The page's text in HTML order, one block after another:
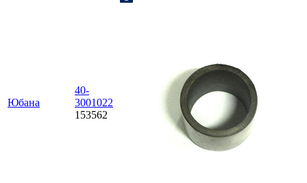
Юбана
40-
3001022
153562